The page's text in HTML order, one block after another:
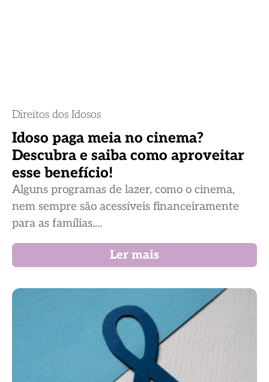
Direitos dos Idosos
Idoso paga meia no cinema?
Descubra e saiba como aproveitar
esse benefício!
Alguns programas de lazer, como o cinema,
nem sempre são acessíveis financeiramente
para as famílias....
Ler mais